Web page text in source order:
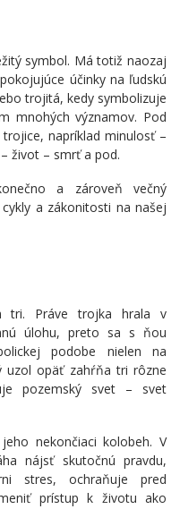
symbol. Má totiž naozaj
účinky na ľudskú
trojitá, kedy symbolizuje
mnohých významov. Pod
napríklad minulosť –
život – smrť a pod.
a zároveň večný
a zákonitosti na našej
tri. Práve trojka hrala v
úlohu, preto sa s ňou
podobe nielen na
uzol opäť zahŕňa tri rôzne
pozemský svet – svet
nekončiaci kolobeh. V
nájsť skutočnú pravdu,
stres, ochraňuje pred
prístup k životu ako